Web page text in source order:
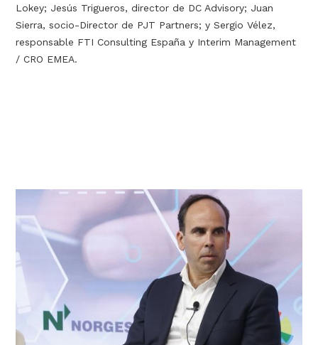
Lokey; Jesús Trigueros, director de DC Advisory; Juan
Sierra, socio-Director de PJT Partners; y Sergio Vélez,
responsable FTI Consulting España y Interim Management
/ CRO EMEA.